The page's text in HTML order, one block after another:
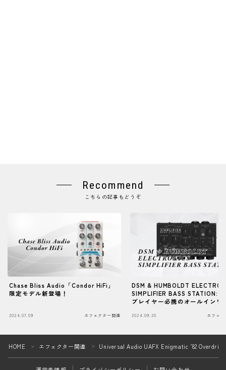
Recommend
こちらの記事もどうぞ
Chase Bliss Audio「Condor HiFi」
限定モデル新登場！
2024.07.09 エフェクター関連
DSM & HUMBOLDT
SIMPLIFIER BASS STATION:
プレイヤー必携のオールインワ
2024.09.20 エフェ
HOME ＞ エフェクター関連 ＞ Universal Audio UAFX Enigmatic ’82